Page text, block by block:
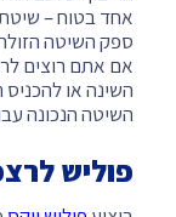
אחד בטוח – שיטת
ספק השיטה
אם אתם רוצים
השינה או
השיטה הנכונה
פוליש